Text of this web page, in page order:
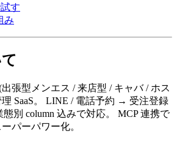
す
み
張型メンエス / 来店型 / キャバ / ホス
理 SaaS。 LINE / 電話予約 → 受注登録
別 column 込みで対応。 MCP 連携で
パーパワー化。